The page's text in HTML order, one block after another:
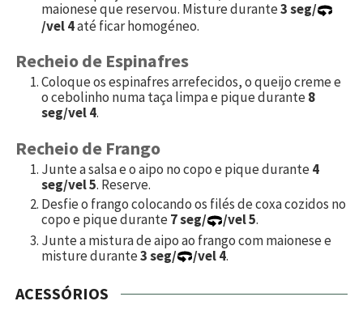
maionese que reservou. Misture durante3 seg/
/vel 4até ficar homogéneo.
Recheio de Espinafres
Coloque os espinafres arrefecidos, o queijo creme e
o cebolinho numa taça limpa e pique durante8
seg/vel 4.
Recheio de Frango
Junte a salsa e o aipo no copo e pique durante4
seg/vel 5. Reserve.
Desfie o frango colocando os filés de coxa cozidos no
copo e pique durante7 seg/ /vel 5.
Junte a mistura de aipo ao frango com maionese e
misture durante3 seg/ /vel 4.
ACESSÓRIOS